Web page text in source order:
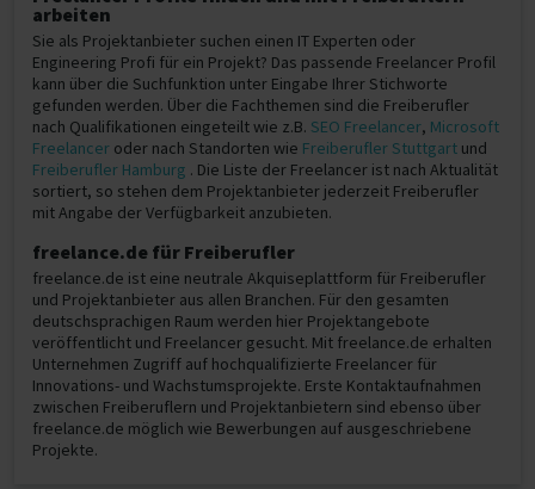
arbeiten
Sie als Projektanbieter suchen einen IT Experten oder
Engineering Profi für ein Projekt? Das passende Freelancer Profil
kann über die Suchfunktion unter Eingabe Ihrer Stichworte
gefunden werden. Über die Fachthemen sind die Freiberufler
nach Qualifikationen eingeteilt wie z.B. SEO Freelancer, Microsoft
Freelancer oder nach Standorten wie Freiberufler Stuttgart und
Freiberufler Hamburg . Die Liste der Freelancer ist nach Aktualität
sortiert, so stehen dem Projektanbieter jederzeit Freiberufler
mit Angabe der Verfügbarkeit anzubieten.
freelance.de für Freiberufler
freelance.de ist eine neutrale Akquiseplattform für Freiberufler
und Projektanbieter aus allen Branchen. Für den gesamten
deutschsprachigen Raum werden hier Projektangebote
veröffentlicht und Freelancer gesucht. Mit freelance.de erhalten
Unternehmen Zugriff auf hochqualifizierte Freelancer für
Innovations- und Wachstumsprojekte. Erste Kontaktaufnahmen
zwischen Freiberuflern und Projektanbietern sind ebenso über
freelance.de möglich wie Bewerbungen auf ausgeschriebene
Projekte.